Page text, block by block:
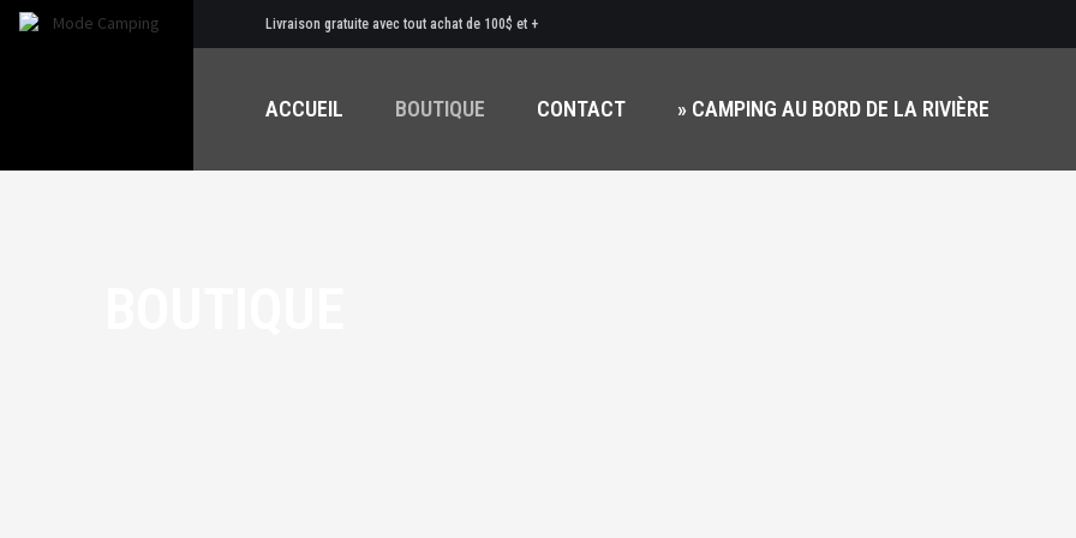
Livraison gratuite avec tout achat de 100$ et +
ACCUEIL BOUTIQUE CONTACT » CAMPING AU BORD DE LA RIVIÈRE